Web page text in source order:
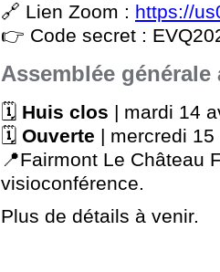
🔗 Lien Zoom : https://
👉 Code secret :
Assemblée générale
🗓️ Huis clos | mardi 14
🗓️ Ouverte | mercredi
📍Fairmont Le Château
visioconférence.
Plus de détails à venir.